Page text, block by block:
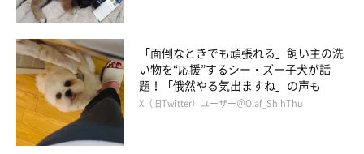
先代犬・ぽん太くん。
@dotechin_ponta
つむぎくんをお迎えするきっかけは、先代犬・ぽん太くん（柴
犬）でした。ぽん太くんは病気との闘病の末、亡くなったのだそ
うです。
「面倒なときでも頑張れる」飼い主の洗
い物を“応援”するシー・ズー子犬が話
題！「俄然やる気出ますね」の声も
X（旧Twitter）ユーザー＠Olaf_ShihThu